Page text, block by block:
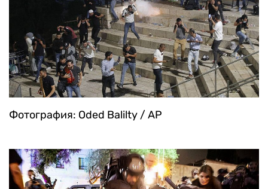
Фотография: Oded Balilty / AP